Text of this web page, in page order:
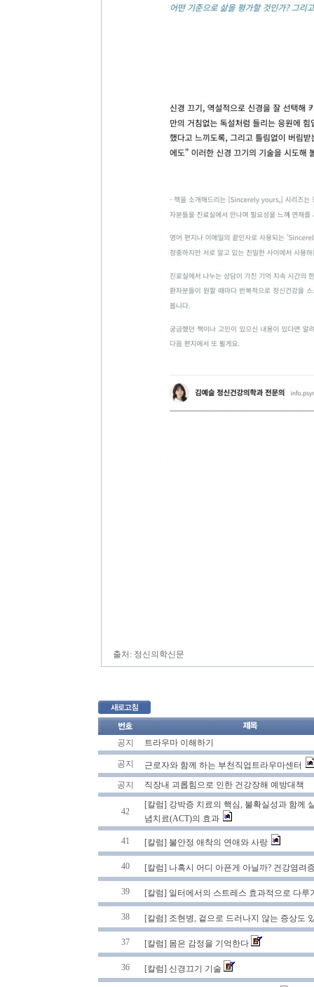
출처: 정신의학신문
공지 트라우마 이해하기
공지
근로자와 함께 하는 부천직업트라우마센터
공지
직장내 괴롭힘으로 인한 건강장해 예방대책
42
[칼럼] 강박증 치료의 핵심, 불확실성과 함께
념치료(ACT)의 효과
41 [칼럼] 불안정 애착의 연애와 사랑
40 [칼럼] 나혹시 어디 아픈게 아닐까? 건강염려
39 [칼럼] 일터에서의 스트레스 효과적으로 다루
38 [칼럼] 조현병, 겉으로 드러나지 않는 증상도
37 [칼럼] 몸은 감정을 기억한다
36 [칼럼] 신경끄기 기술